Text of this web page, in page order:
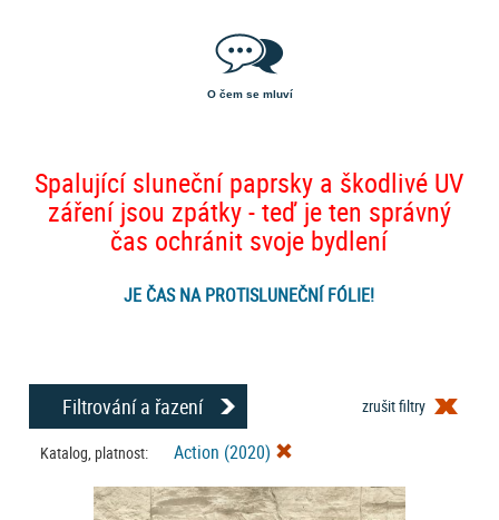
O čem se mluví
Spalující sluneční paprsky a škodlivé UV
záření jsou zpátky - teď je ten správný
čas ochránit svoje bydlení
JE ČAS NA PROTISLUNEČNÍ FÓLIE!
Filtrování a řazení zrušit filtry
Katalog, platnost: Action (2020)